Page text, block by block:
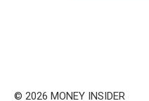
© 2026 MONEY INSIDER